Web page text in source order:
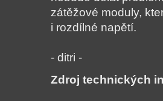
zátěžové moduly,
i rozdílné napětí.
- ditri -
Zdroj technických